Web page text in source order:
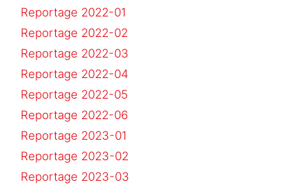
Reportage 2022-01
Reportage 2022-02
Reportage 2022-03
Reportage 2022-04
Reportage 2022-05
Reportage 2022-06
Reportage 2023-01
Reportage 2023-02
Reportage 2023-03